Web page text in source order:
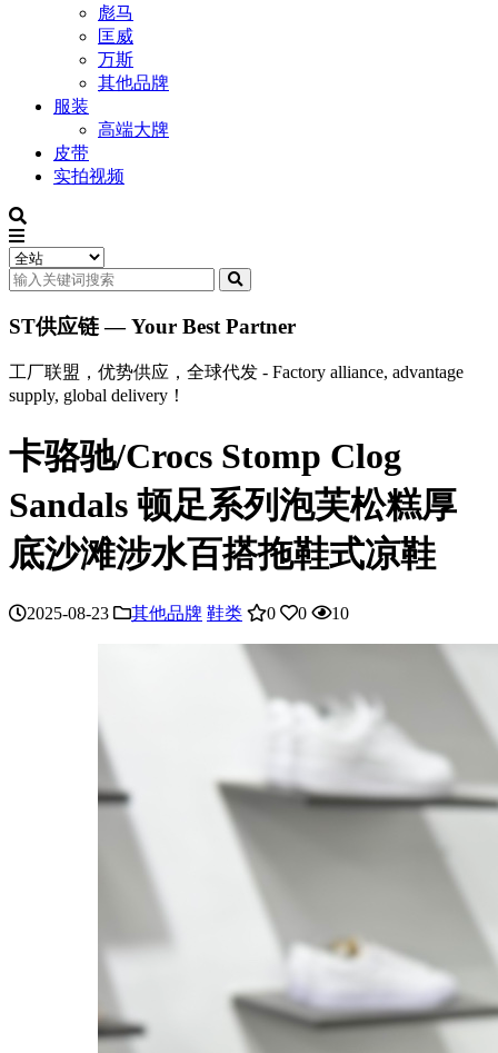
彪马
匡威
万斯
其他品牌
服装
高端大牌
皮带
实拍视频
ST供应链 — Your Best Partner
工厂联盟，优势供应，全球代发 - Factory alliance, advantage
supply, global delivery！
卡骆驰/Crocs Stomp Clog
Sandals 顿足系列泡芙松糕厚
底沙滩涉水百搭拖鞋式凉鞋
2025-08-23 其他品牌 鞋类 0 0 10